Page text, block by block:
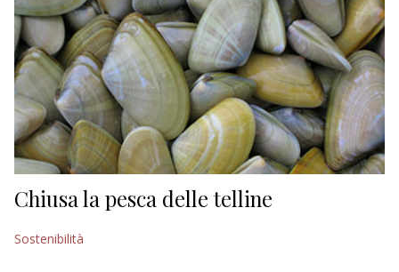
INDUSTRIA
RICERCA
ECONOMIA
TURISMO
CULTURA
NAUTICA
Chiusa la pesca delle telline
Sostenibilità